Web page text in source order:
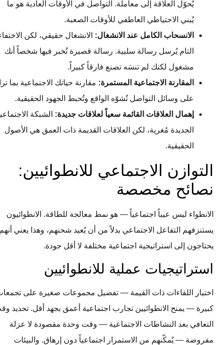
يُحوّل العلاقة إلى معاملة. التواصل في الأوقات العادية هو ما
يُبني الاحتياطي العاطفي للأوقات الصعبة.
الانسحاب الكامل عند الانشغال:الانشغال حقيقي، لكن الاختفاء
التام يُرسل رسالة سلبية. رسالة قصيرة تُخبر فيها شخصاً أنك
مشغول لكنك لم تنسَه تصنع فارقاً كبيراً.
المقارنة الاجتماعية المستمرة: مقارنة حياتك الاجتماعية بما تراه
على وسائل التواصل تُشوّه الواقع وتُحبط الجهود الحقيقية.
إهمال العلاقات القائمة سعياً لعلاقات جديدة:الشبكة الاجتماعية
الجديدة مُغرية، لكن العلاقات القديمة ذات العمق هي الأصول
الحقيقية.
التوازن الاجتماعي للانطوائيين:
نصائح مخصصة
الانطواء ليس عيباً اجتماعياً — هو نمط معالجة للطاقة. الانطوائيون
يستنزفهم التفاعل الاجتماعي بدلاً من أن يُعيد شحنهم، وهذا يعني أنهم
يحتاجون إلى استراتيجية اجتماعية مختلفة لا أقل جودة.
استراتيجيات عملية للانطوائيين
اختيار اللقاءات ذات القيمة — تفضيل مجموعات صغيرة على تجمعات
كبيرة — يمنح الانطوائيين تجارب اجتماعية أعمق بجهد أقل. تحديد وقت
التعافي بعد النشاطات الاجتماعية — وقت وحدة مقصودة لا عزلة
مفروضة — يُمكّنهم من الاستمرار اجتماعياً دون إرهاق. والبيئات